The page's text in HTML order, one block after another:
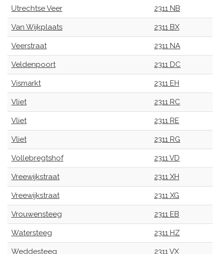
Utrechtse Veer 2311 NB
Van Wijkplaats 2311 BX
Veerstraat 2311 NA
Veldenpoort 2311 DC
Vismarkt 2311 EH
Vliet 2311 RC
Vliet 2311 RE
Vliet 2311 RG
Vollebregtshof 2311 VD
Vreewijkstraat 2311 XH
Vreewijkstraat 2311 XG
Vrouwensteeg 2311 EB
Watersteeg 2311 HZ
Weddesteeg 2311 VX